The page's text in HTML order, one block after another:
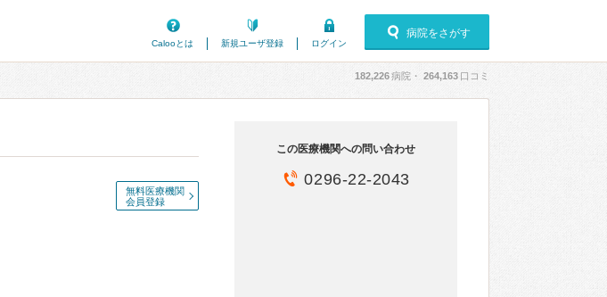
Calooとは
新規ユーザ登録 ログイン
病院をさがす
182,226病院・ 264,163 口コミ
無料医療機関
会員登録
この医療機関への問い合わせ
0296-22-2043